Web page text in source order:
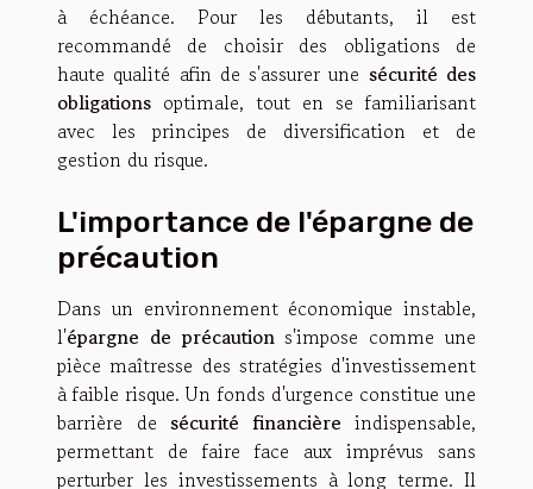
à échéance. Pour les débutants, il est
recommandé de choisir des obligations de
haute qualité afin de s'assurer une sécurité des
obligations optimale, tout en se familiarisant
avec les principes de diversification et de
gestion du risque.
L'importance de l'épargne de
précaution
Dans un environnement économique instable,
l'épargne de précautions'impose comme une
pièce maîtresse des stratégies d'investissement
à faible risque. Un fonds d'urgence constitue une
barrière de sécurité financière indispensable,
permettant de faire face aux imprévus sans
perturber les investissements à long terme. Il